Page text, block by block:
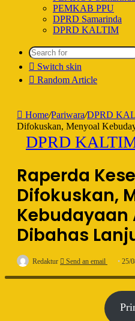
PEMKAB PPU
DPRD Samarinda
DPRD KALTIM
Switch skin
Random Article
Home/Pariwara/DPRD
Difokuskan, Menyoal
DPRD
Raperda
Difokuskan,
Kebudayaan
Dibahas
Redaktur Send an email 25/
Wakil Ketua DPRD Kaltim Seno